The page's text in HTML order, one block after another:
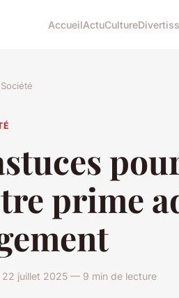
AccueilActuCulture
Société
prime
juillet 2025 — 9 min de lecture